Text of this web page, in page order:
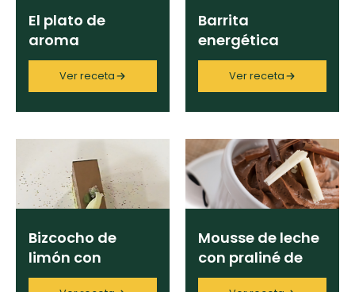
Galletas con
Chispas de
Chocolate
Raspaditas
Mendocinas
Chef
Programas
El plato de
aroma
Ver receta
Barrita
energética
Ver receta
Bizcocho de
limón con
mousse de
Mousse de leche
con praliné de
avellanas y